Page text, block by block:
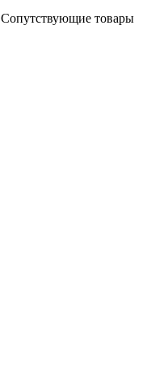
Сопутствующие товары